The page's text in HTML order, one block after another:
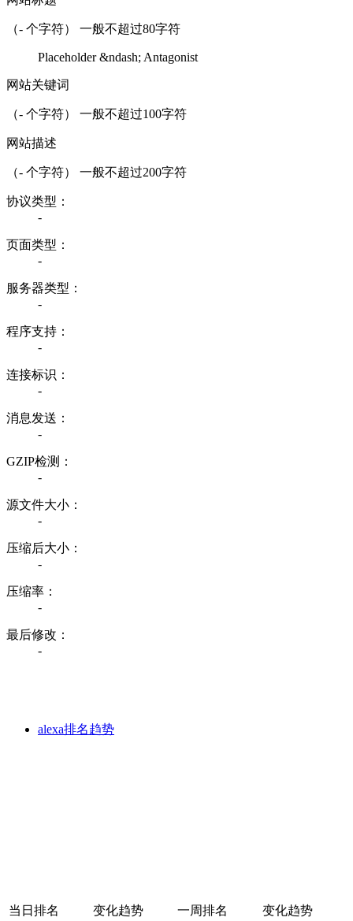
（- 个字符） 一般不超过80字符
Placeholder &ndash; Antagonist
网站关键词
（- 个字符） 一般不超过100字符
网站描述
（- 个字符） 一般不超过200字符
协议类型：
-
页面类型：
-
服务器类型：
-
程序支持：
-
连接标识：
-
消息发送：
-
GZIP检测：
-
源文件大小：
-
压缩后大小：
-
压缩率：
-
最后修改：
-
alexa排名趋势
当日排名 变化趋势 一周排名
变化趋势